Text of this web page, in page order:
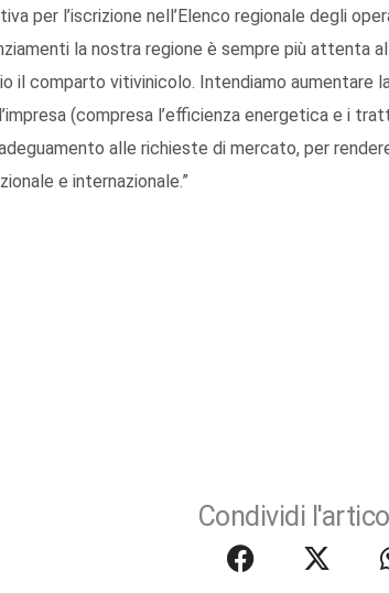
per l’iscrizione nell’Elenco regionale degli
la nostra regione è sempre più attenta
il comparto vitivinicolo. Intendiamo aumentare
(compresa l’efficienza energetica e i
alle richieste di mercato, per
e internazionale.”
Condividi